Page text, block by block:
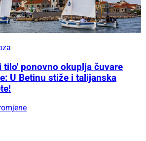
tilo' ponovno okuplja čuvare
U Betinu stiže i talijanska